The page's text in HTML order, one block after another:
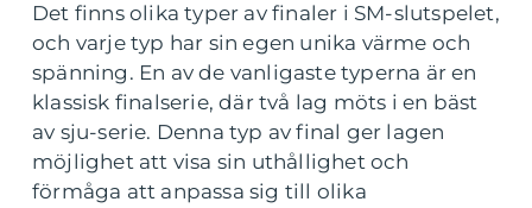
Det finns olika typer av finaler i SM-slutspelet,
och varje typ har sin egen unika värme och
spänning. En av de vanligaste typerna är en
klassisk finalserie, där två lag möts i en bäst
av sju-serie. Denna typ av final ger lagen
möjlighet att visa sin uthållighet och
förmåga att anpassa sig till olika